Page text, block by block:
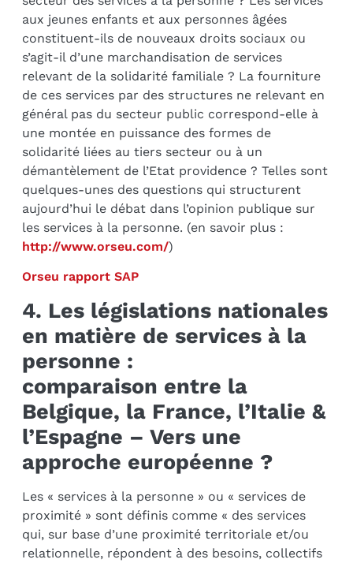
aux jeunes enfants et aux personnes âgées
constituent-ils de nouveaux droits sociaux ou
s’agit-il d’une marchandisation de services
relevant de la solidarité familiale ? La fourniture
de ces services par des structures ne relevant en
général pas du secteur public correspond-elle à
une montée en puissance des formes de
solidarité liées au tiers secteur ou à un
démantèlement de l’Etat providence ? Telles sont
quelques-unes des questions qui structurent
aujourd’hui le débat dans l’opinion publique sur
les services à la personne. (en savoir plus :
http://www.orseu.com/)
Orseu rapport SAP
4. Les législations nationales
en matière de services à la
personne :
comparaison entre la
Belgique, la France, l’Italie &
l’Espagne – Vers une
approche européenne ?
Les « services à la personne » ou « services de
proximité » sont définis comme « des services
qui, sur base d’une proximité territoriale et/ou
relationnelle, répondent à des besoins, collectifs